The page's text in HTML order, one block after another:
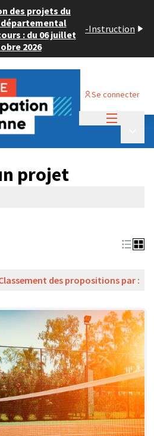
des projets du
: du 06 juillet
2026
-Instruction
Se connecter
2024
projet
des propositions par :